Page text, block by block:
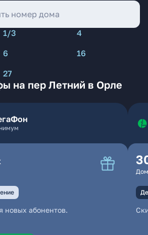
1/3
4
6
16
27
на пер Летний в Орле
новых абонентов.